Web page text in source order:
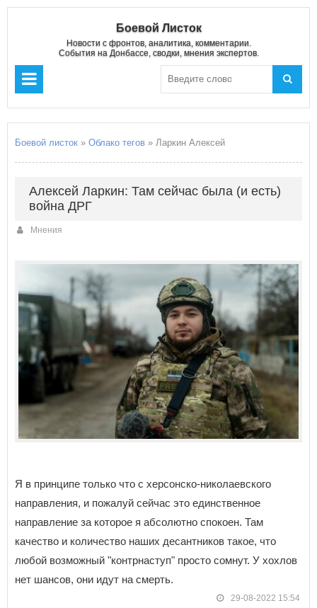
Боевой Листок
Новости с фронтов, аналитика, комментарии.
События на Донбассе, сводки, мнения экспертов.
Боевой листок » Облако тегов » Ларкин Алексей
Алексей Ларкин: Там сейчас была (и есть)
война ДРГ
Мнения
Я в принципе только что с херсонско-николаевского
направления, и пожалуй сейчас это единственное
направление за которое я абсолютно спокоен. Там
качество и количество наших десантников такое, что
любой возможный "контрнаступ" просто сомнут. У хохлов
нет шансов, они идут на смерть.
29-08-2022 15:54